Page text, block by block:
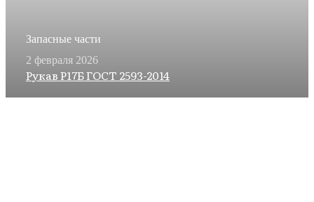
Запасные части
2 февраля 2026
Рукав Р17Б ГОСТ 2593-2014